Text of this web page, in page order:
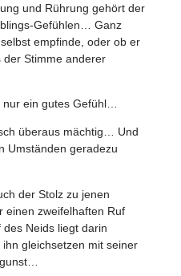
und Rührung gehört der
Gefühlen… Ganz
empfinde, oder ob er
der Stimme anderer
ein gutes Gefühl…
überaus mächtig… Und
Umständen geradezu
der Stolz zu jenen
einen zweifelhaften Ruf
Neids liegt darin
gleichsetzen mit seiner